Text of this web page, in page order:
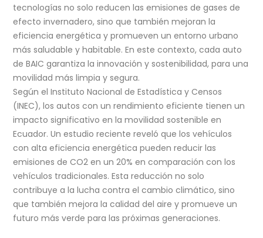
tecnologías no solo reducen las emisiones de gases de
efecto invernadero, sino que también mejoran la
eficiencia energética y promueven un entorno urbano
más saludable y habitable. En este contexto, cada auto
de BAIC garantiza la innovación y sostenibilidad, para una
movilidad más limpia y segura.
Según el Instituto Nacional de Estadística y Censos
(INEC), los autos con un rendimiento eficiente tienen un
impacto significativo en la movilidad sostenible en
Ecuador. Un estudio reciente reveló que los vehículos
con alta eficiencia energética pueden reducir las
emisiones de CO2 en un 20% en comparación con los
vehículos tradicionales. Esta reducción no solo
contribuye a la lucha contra el cambio climático, sino
que también mejora la calidad del aire y promueve un
futuro más verde para las próximas generaciones.